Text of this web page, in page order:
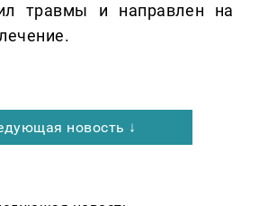
травмы и направлен на
новость ↓